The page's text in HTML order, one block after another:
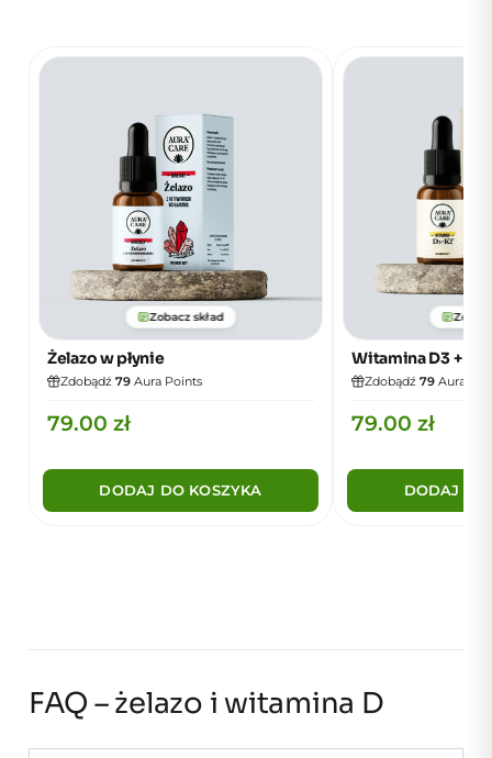
Zobacz skład
Żelazo w płynie
Zdobądź 79 Aura Points
79.00 zł
DODAJ DO KOSZYKA
Witamina D3 +
Zdobądź79 Aura
79.00zł
DODAJ DO
FAQ – żelazo i witamina D